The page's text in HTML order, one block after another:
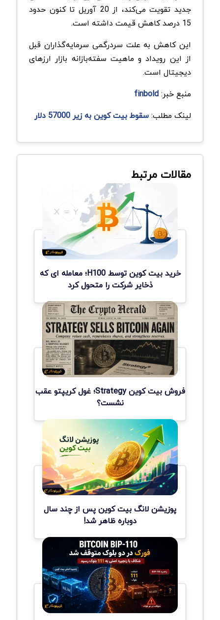
جدید تقویت می‌کند، از 20 آوریل تا کنون حدود
15 درصد کاهش قیمت داشته است.
این کاهش به علت سردرگمی سرمایه‌گذاران قبل
از این رویداد و ماهیت سفته‌بازانه بازار ارزهای
دیجیتال است.
منبع خبر:finbold
لینک مطلب:سقوط بیت کوین به زیر 57000 دلار
مقالات مرتبط
خرید بیت کوین توسط H100؛ معامله ای که
ذخایر شرکت را متحول کرد
فروش بیت کوین Strategy؛ غول کریپتو عقب
نشست؟
پوزیشن لانگ بیت کوین پس از چند سال
دوباره ظاهر شد!